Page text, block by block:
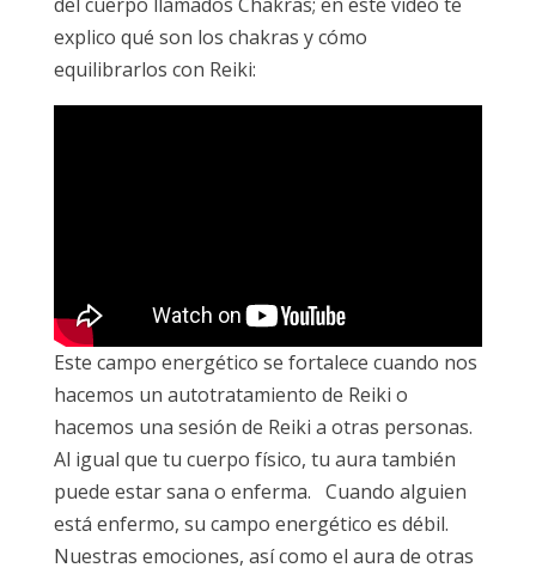
explico qué son los chakras y cómo
equilibrarlos con Reiki:
Este campo energético se fortalece cuando nos
hacemos un autotratamiento de Reiki o
hacemos una sesión de Reiki a otras personas.
Al igual que tu cuerpo físico, tu aura también
puede estar sana o enferma. Cuando alguien
está enfermo, su campo energético es débil.
Nuestras emociones, así como el aura de otras